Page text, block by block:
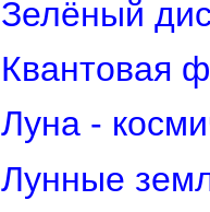
Зелёный
Квантовая
Луна -
Лунные